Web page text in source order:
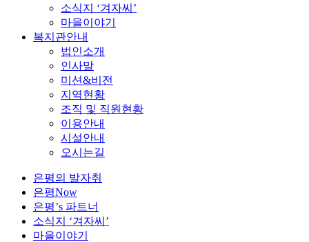
소식지 ‘겨자씨’
마을이야기
복지관안내
법인소개
인사말
미션&비전
지역현황
조직 및 직원현황
이용안내
시설안내
오시는길
은평의 발자취
은평Now
은평’s 파트너
소식지 ‘겨자씨’
마을이야기